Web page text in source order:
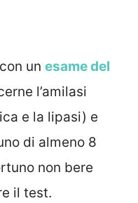
un esame del
l’amilasi
e la lipasi) e
di almeno 8
non bere
il test.